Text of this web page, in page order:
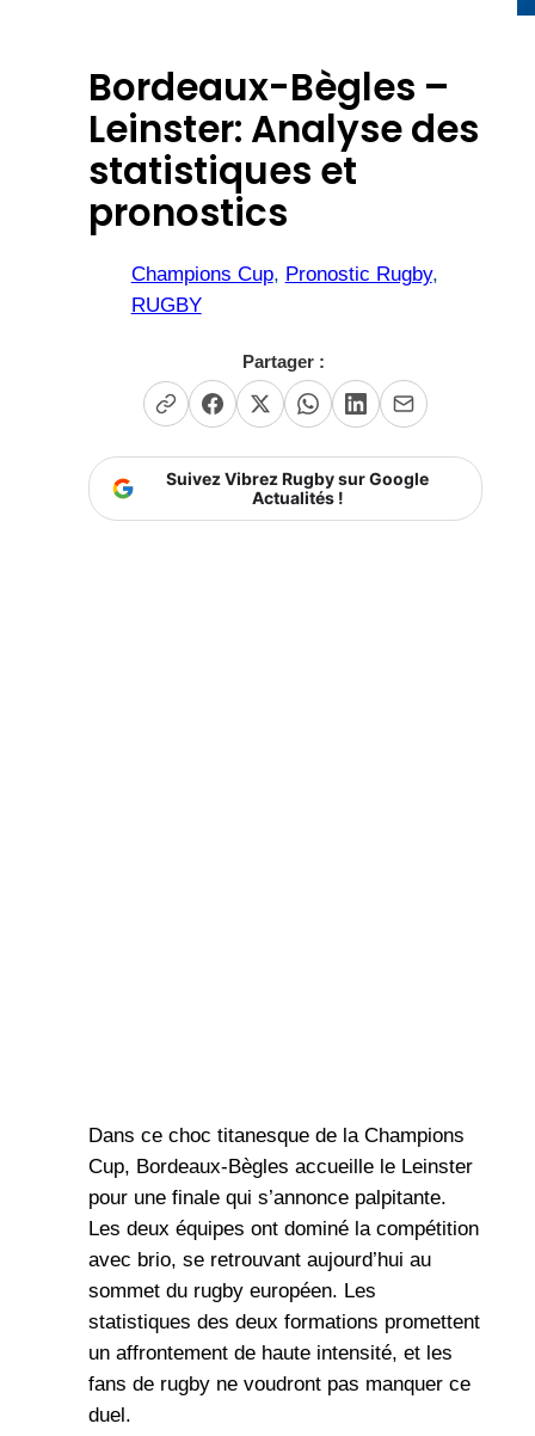
Bordeaux-Bègles –
Leinster: Analyse des
statistiques et
pronostics
Champions Cup, Pronostic Rugby
RUGBY
Partager :
Suivez Vibrez Rugby sur Google
Actualités !
Dans ce choc titanesque de la Champions
Cup, Bordeaux-Bègles accueille le Leinster
pour une finale qui s’annonce palpitante.
Les deux équipes ont dominé la compétition
avec brio, se retrouvant aujourd’hui au
sommet du rugby européen. Les
statistiques des deux formations promettent
un affrontement de haute intensité, et les
fans de rugby ne voudront pas manquer ce
duel.